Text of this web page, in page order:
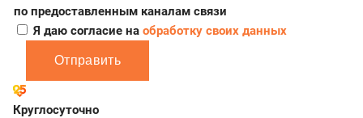
по предоставленным каналам связи
Я даю согласие на обработку своих данных
Отправить
Круглосуточно